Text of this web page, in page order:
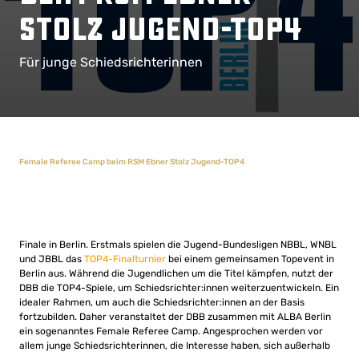
Stolz Jugend-TOP4
Für junge Schiedsrichterinnen
Female Referee Camp beim RSM Ebner Stolz Jugend-TOP4
Finale in Berlin. Erstmals spielen die Jugend-Bundesligen NBBL, WNBL
und JBBL das TOP4-Finalturnier bei einem gemeinsamen Topevent in
Berlin aus. Während die Jugendlichen um die Titel kämpfen, nutzt der
DBB die TOP4-Spiele, um Schiedsrichter:innen weiterzuentwickeln. Ein
idealer Rahmen, um auch die Schiedsrichter:innen an der Basis
fortzubilden. Daher veranstaltet der DBB zusammen mit ALBA Berlin
ein sogenanntes Female Referee Camp. Angesprochen werden vor
allem junge Schieds­richterinnen, die Interesse haben, sich außerhalb